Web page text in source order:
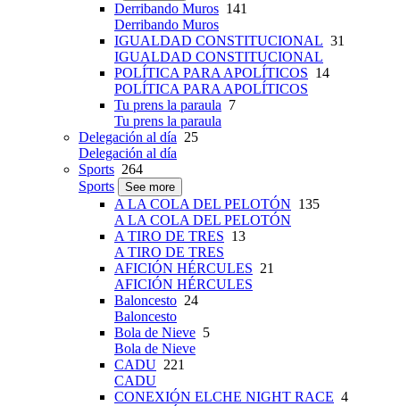
Derribando Muros 141
Derribando Muros
IGUALDAD CONSTITUCIONAL 31
IGUALDAD CONSTITUCIONAL
POLÍTICA PARA APOLÍTICOS 14
POLÍTICA PARA APOLÍTICOS
Tu prens la paraula 7
Tu prens la paraula
Delegación al día 25
Delegación al día
Sports 264
Sports
See more
A LA COLA DEL PELOTÓN 135
A LA COLA DEL PELOTÓN
A TIRO DE TRES 13
A TIRO DE TRES
AFICIÓN HÉRCULES 21
AFICIÓN HÉRCULES
Baloncesto 24
Baloncesto
Bola de Nieve 5
Bola de Nieve
CADU 221
CADU
CONEXIÓN ELCHE NIGHT RACE 4